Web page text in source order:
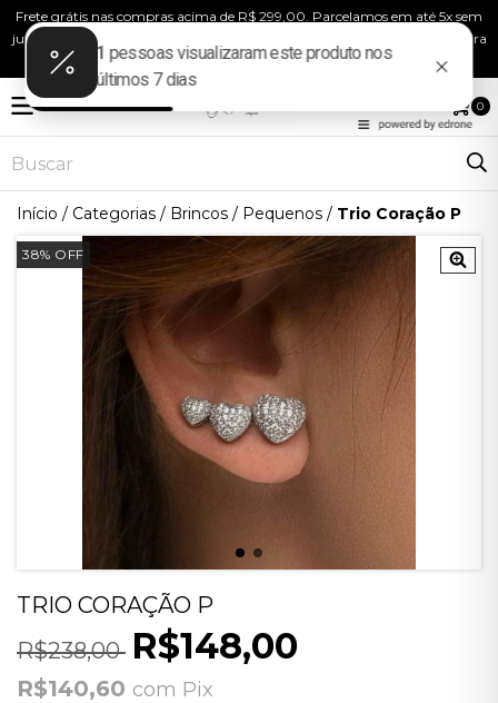
Frete grátis nas compras acima de R$ 299,00. Parcelamos em até 5x sem
juros! Use o cupom “BEMVINDA” e ganhe 10% de desconto na sua primeira
compra!
MENU 0
Início / Categorias / Brincos / Pequenos / Trio Coração P
38% OFF
TRIO CORAÇÃO P
R$238,00 R$148,00
R$140,60 com Pix